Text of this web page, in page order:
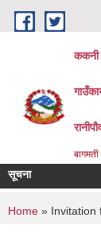
Skip to main content
ककनी
सूचना
You are
Home » Invitation